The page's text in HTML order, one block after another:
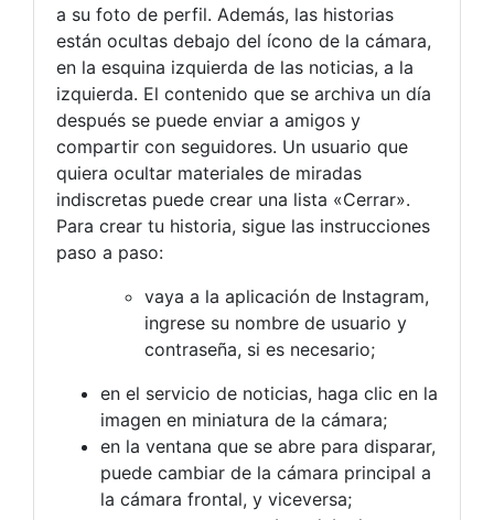
a su foto de perfil. Además, las historias
están ocultas debajo del ícono de la cámara,
en la esquina izquierda de las noticias, a la
izquierda. El contenido que se archiva un día
después se puede enviar a amigos y
compartir con seguidores. Un usuario que
quiera ocultar materiales de miradas
indiscretas puede crear una lista «Cerrar».
Para crear tu historia, sigue las instrucciones
paso a paso:
vaya a la aplicación de Instagram,
ingrese su nombre de usuario y
contraseña, si es necesario;
en el servicio de noticias, haga clic en la
imagen en miniatura de la cámara;
en la ventana que se abre para disparar,
puede cambiar de la cámara principal a
la cámara frontal, y viceversa;